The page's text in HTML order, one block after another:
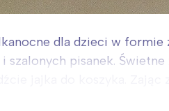
dla dzieci w formie
szalonych pisanek. Świetne